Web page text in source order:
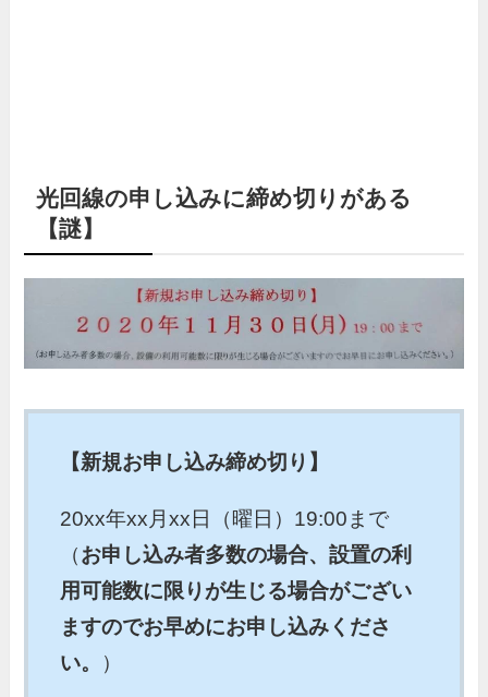
光回線の申し込みに締め切りがある
【謎】
【新規お申し込み締め切り】
20xx年xx月xx日（曜日）19:00まで
（お申し込み者多数の場合、設置の利
用可能数に限りが生じる場合がござい
ますのでお早めにお申し込みくださ
い。
）